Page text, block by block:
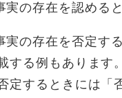
存在を認めると
存在を否定する
る例もあります。
るときには「